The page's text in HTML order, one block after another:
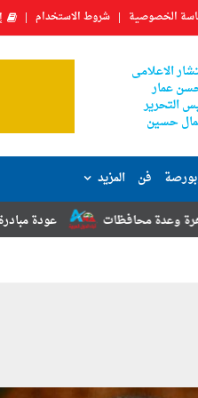
الخصوصية شروط الاستخدام
الاعلامى
عمار
التحرير
حسين
فن المزيد
عودة مبادرة تسوية التجنيد